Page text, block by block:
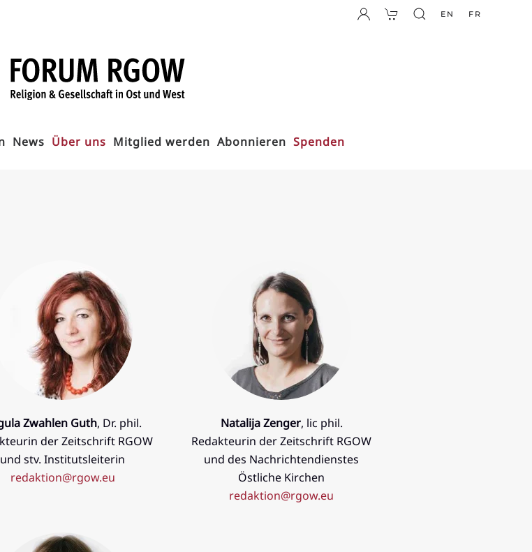
EN FR
News Über uns Mitglied werden Abonnieren Spenden
Zwahlen Guth, Dr. phil.
der Zeitschrift RGOW
und stv. Institutsleiterin
redaktion@rgow.eu
Natalija Zenger, lic phil.
Redakteurin der Zeitschrift RGOW
und des Nachrichtendienstes
Östliche Kirchen
redaktion@rgow.eu